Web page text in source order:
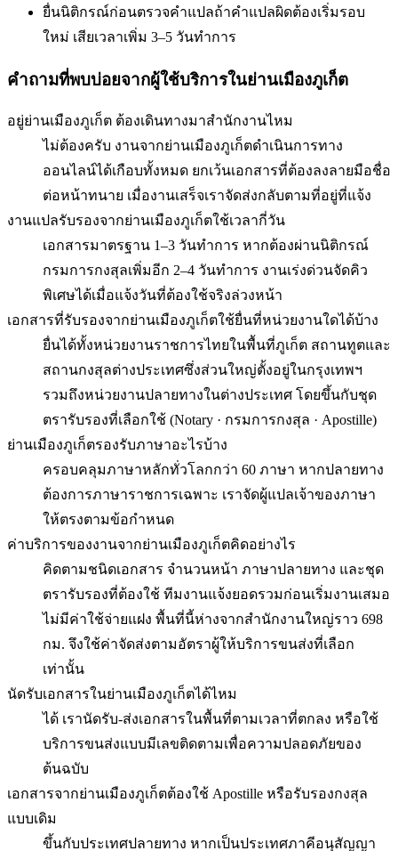
ยื่นนิติกรณ์ก่อนตรวจคำแปลถ้าคำแปลผิดต้องเริ่มรอบ
ใหม่ เสียเวลาเพิ่ม 3–5 วันทำการ
คำถามที่พบบ่อยจากผู้ใช้บริการในย่านเมืองภูเก็ต
อยู่ย่านเมืองภูเก็ต ต้องเดินทางมาสำนักงานไหม
ไม่ต้องครับ งานจากย่านเมืองภูเก็ตดำเนินการทาง
ออนไลน์ได้เกือบทั้งหมด ยกเว้นเอกสารที่ต้องลงลายมือชื่อ
ต่อหน้าทนาย เมื่องานเสร็จเราจัดส่งกลับตามที่อยู่ที่แจ้ง
งานแปลรับรองจากย่านเมืองภูเก็ตใช้เวลากี่วัน
เอกสารมาตรฐาน 1–3 วันทำการ หากต้องผ่านนิติกรณ์
กรมการกงสุลเพิ่มอีก 2–4 วันทำการ งานเร่งด่วนจัดคิว
พิเศษได้เมื่อแจ้งวันที่ต้องใช้จริงล่วงหน้า
เอกสารที่รับรองจากย่านเมืองภูเก็ตใช้ยื่นที่หน่วยงานใดได้บ้าง
ยื่นได้ทั้งหน่วยงานราชการไทยในพื้นที่ภูเก็ต สถานทูตและ
สถานกงสุลต่างประเทศซึ่งส่วนใหญ่ตั้งอยู่ในกรุงเทพฯ
รวมถึงหน่วยงานปลายทางในต่างประเทศ โดยขึ้นกับชุด
ตรารับรองที่เลือกใช้ (Notary · กรมการกงสุล · Apostille)
ย่านเมืองภูเก็ตรองรับภาษาอะไรบ้าง
ครอบคลุมภาษาหลักทั่วโลกกว่า 60 ภาษา หากปลายทาง
ต้องการภาษาราชการเฉพาะ เราจัดผู้แปลเจ้าของภาษา
ให้ตรงตามข้อกำหนด
ค่าบริการของงานจากย่านเมืองภูเก็ตคิดอย่างไร
คิดตามชนิดเอกสาร จำนวนหน้า ภาษาปลายทาง และชุด
ตรารับรองที่ต้องใช้ ทีมงานแจ้งยอดรวมก่อนเริ่มงานเสมอ
ไม่มีค่าใช้จ่ายแฝง พื้นที่นี้ห่างจากสำนักงานใหญ่ราว 698
กม. จึงใช้ค่าจัดส่งตามอัตราผู้ให้บริการขนส่งที่เลือก
เท่านั้น
นัดรับเอกสารในย่านเมืองภูเก็ตได้ไหม
ได้ เรานัดรับ-ส่งเอกสารในพื้นที่ตามเวลาที่ตกลง หรือใช้
บริการขนส่งแบบมีเลขติดตามเพื่อความปลอดภัยของ
ต้นฉบับ
เอกสารจากย่านเมืองภูเก็ตต้องใช้ Apostille หรือรับรองกงสุล
แบบเดิม
ขึ้นกับประเทศปลายทาง หากเป็นประเทศภาคีอนุสัญญา